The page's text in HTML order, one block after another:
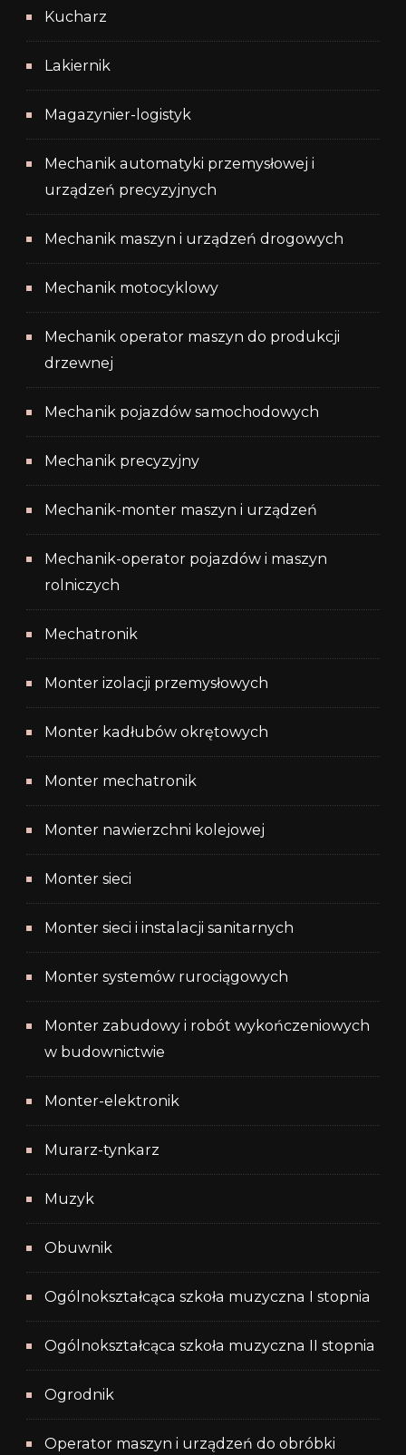
Kucharz
Lakiernik
Magazynier-logistyk
Mechanik automatyki przemysłowej i
urządzeń precyzyjnych
Mechanik maszyn i urządzeń drogowych
Mechanik motocyklowy
Mechanik operator maszyn do produkcji
drzewnej
Mechanik pojazdów samochodowych
Mechanik precyzyjny
Mechanik-monter maszyn i urządzeń
Mechanik-operator pojazdów i maszyn
rolniczych
Mechatronik
Monter izolacji przemysłowych
Monter kadłubów okrętowych
Monter mechatronik
Monter nawierzchni kolejowej
Monter sieci
Monter sieci i instalacji sanitarnych
Monter systemów rurociągowych
Monter zabudowy i robót wykończeniowych
w budownictwie
Monter-elektronik
Murarz-tynkarz
Muzyk
Obuwnik
Ogólnokształcąca szkoła muzyczna I stopnia
Ogólnokształcąca szkoła muzyczna II stopnia
Ogrodnik
Operator maszyn i urządzeń do obróbki